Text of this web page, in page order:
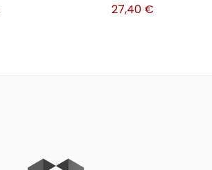
27,40 €